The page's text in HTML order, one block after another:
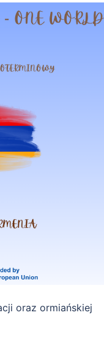
oraz ormiańskiej